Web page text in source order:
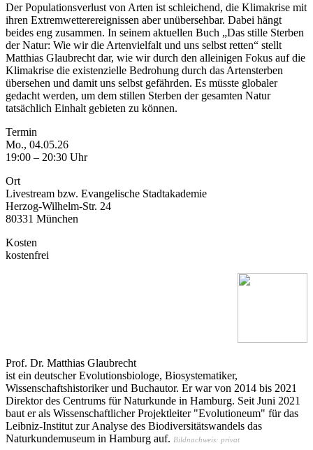
Der Populationsverlust von Arten ist schleichend, die Klimakrise mit
ihren Extremwetterereignissen aber unübersehbar. Dabei hängt
beides eng zusammen. In seinem aktuellen Buch „Das stille Sterben
der Natur: Wie wir die Artenvielfalt und uns selbst retten“ stellt
Matthias Glaubrecht dar, wie wir durch den alleinigen Fokus auf die
Klimakrise die existenzielle Bedrohung durch das Artensterben
übersehen und damit uns selbst gefährden. Es müsste globaler
gedacht werden, um dem stillen Sterben der gesamten Natur
tatsächlich Einhalt gebieten zu können.
Termin
Mo., 04.05.26
19:00 – 20:30 Uhr
Ort
Livestream bzw. Evangelische Stadtakademie
Herzog-Wilhelm-Str. 24
80331 München
Kosten
kostenfrei
Prof. Dr. Matthias Glaubrecht
ist ein deutscher Evolutionsbiologe, Biosystematiker,
Wissenschaftshistoriker und Buchautor. Er war von 2014 bis 2021
Direktor des Centrums für Naturkunde in Hamburg. Seit Juni 2021
baut er als Wissenschaftlicher Projektleiter "Evolutioneum" für das
Leibniz-Institut zur Analyse des Biodiversitätswandels das
Naturkundemuseum in Hamburg auf. Bildnachweis: privat